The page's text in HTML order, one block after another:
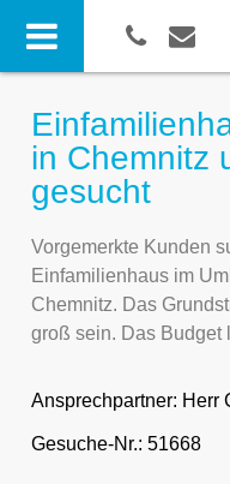
in Chemnitz
gesucht
Vorgemerkte Kunden
Einfamilienhaus im
Chemnitz. Das
groß sein. Das Budget
Ansprechpartner: Herr
Gesuche-Nr.: 51668